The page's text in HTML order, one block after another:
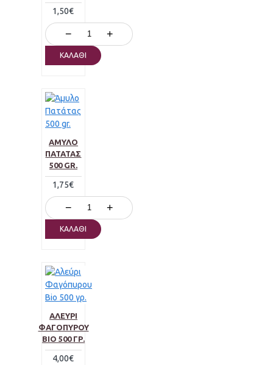
1,50€
− +
ΚΑΛΆΘΙ
ΆΜΥΛΟ
ΠΑΤΆΤΑΣ
500 GR.
1,75€
− +
ΚΑΛΆΘΙ
ΑΛΕΎΡΙ
ΦΑΓΌΠΥΡΟΥ
BIO 500 ΓΡ.
4,00€